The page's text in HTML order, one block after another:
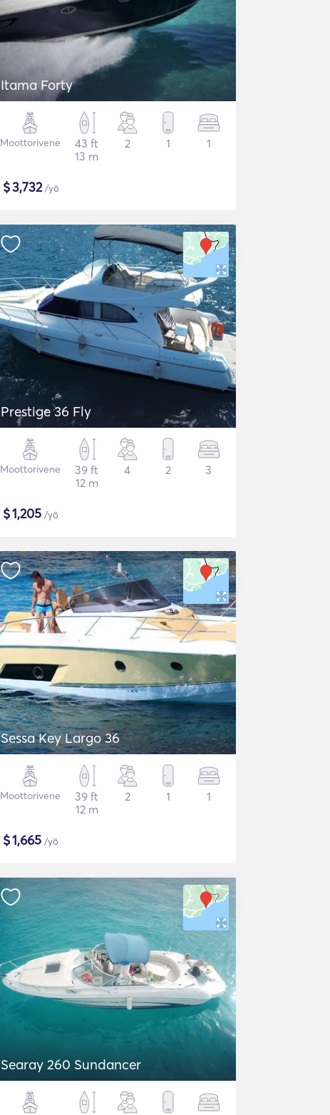
Itama Forty
Moottorivene
43 ft
13 m
2 1 1
$3,732/yö
Prestige 36 Fly
Moottorivene
39 ft
12 m
4 2 3
$1,205 /yö
Sessa Key Largo 36
Moottorivene
39 ft
12 m
2 1 1
$1,665 /yö
Searay 260 Sundancer